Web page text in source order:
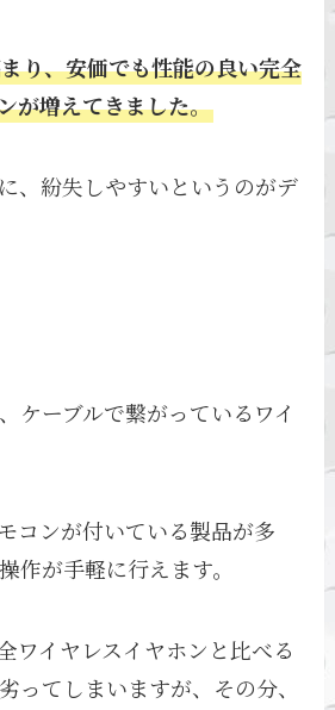
り、安価でも性能の良い完全
が増えてきました。
、紛失しやすいというのがデ
ケーブルで繋がっているワイ
コンが付いている製品が多
作が手軽に行えます。
ワイヤレスイヤホンと比べる
ってしまいますが、その分、